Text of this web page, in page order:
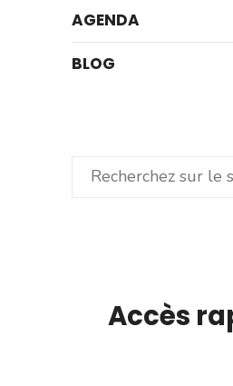
AGENDA
BLOG
Rechercher
Accès